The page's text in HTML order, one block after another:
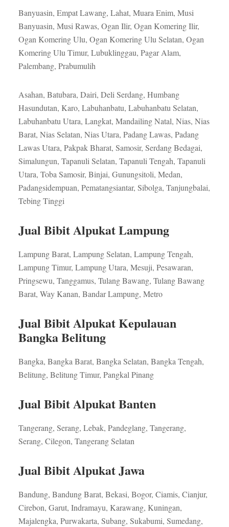
Banyuasin, Empat Lawang, Lahat, Muara Enim, Musi
Banyuasin, Musi Rawas, Ogan Ilir, Ogan Komering Ilir,
Ogan Komering Ulu, Ogan Komering Ulu Selatan, Ogan
Komering Ulu Timur, Lubuklinggau, Pagar Alam,
Palembang, Prabumulih
Asahan, Batubara, Dairi, Deli Serdang, Humbang
Hasundutan, Karo, Labuhanbatu, Labuhanbatu Selatan,
Labuhanbatu Utara, Langkat, Mandailing Natal, Nias, Nias
Barat, Nias Selatan, Nias Utara, Padang Lawas, Padang
Lawas Utara, Pakpak Bharat, Samosir, Serdang Bedagai,
Simalungun, Tapanuli Selatan, Tapanuli Tengah, Tapanuli
Utara, Toba Samosir, Binjai, Gunungsitoli, Medan,
Padangsidempuan, Pematangsiantar, Sibolga, Tanjungbalai,
Tebing Tinggi
Jual Bibit Alpukat Lampung
Lampung Barat, Lampung Selatan, Lampung Tengah,
Lampung Timur, Lampung Utara, Mesuji, Pesawaran,
Pringsewu, Tanggamus, Tulang Bawang, Tulang Bawang
Barat, Way Kanan, Bandar Lampung, Metro
Jual Bibit Alpukat Kepulauan
Bangka Belitung
Bangka, Bangka Barat, Bangka Selatan, Bangka Tengah,
Belitung, Belitung Timur, Pangkal Pinang
Jual Bibit Alpukat Banten
Tangerang, Serang, Lebak, Pandeglang, Tangerang,
Serang, Cilegon, Tangerang Selatan
Jual Bibit Alpukat Jawa
Bandung, Bandung Barat, Bekasi, Bogor, Ciamis, Cianjur,
Cirebon, Garut, Indramayu, Karawang, Kuningan,
Majalengka, Purwakarta, Subang, Sukabumi, Sumedang,